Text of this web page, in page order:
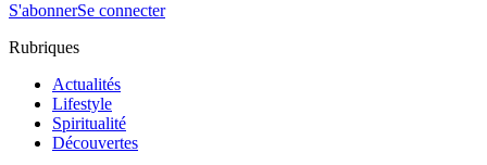
S'abonnerSe connecter
Rubriques
Actualités
Lifestyle
Spiritualité
Découvertes